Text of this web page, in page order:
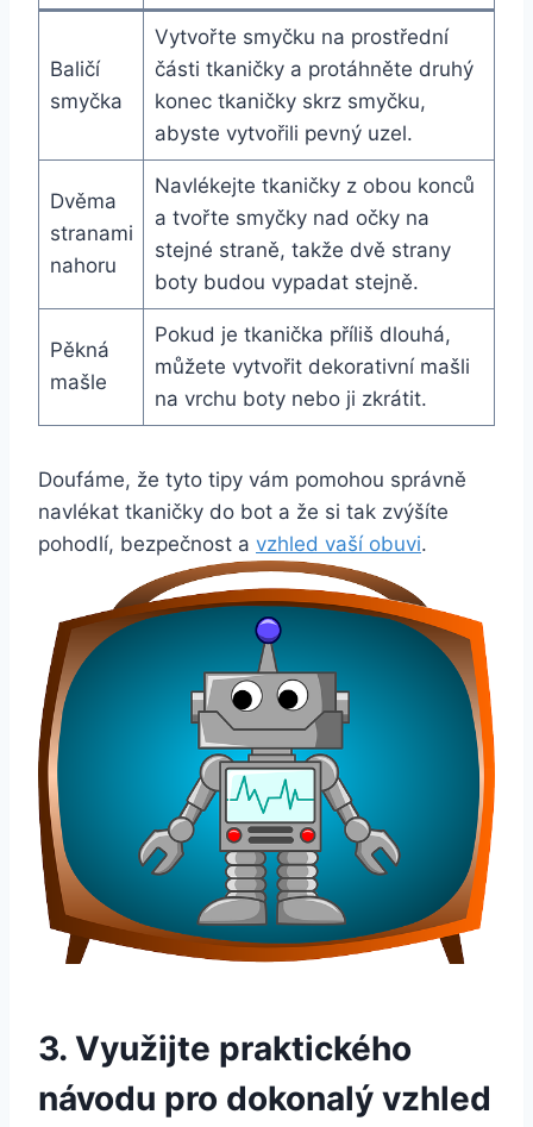
Baličí ​
smyčka
Vytvořte smyčku ‌na prostřední
části ‌tkaničky ‌a protáhněte ‍druhý
konec tkaničky skrz smyčku,
abyste vytvořili pevný uzel.
Dvěma
stranami
nahoru
Navlékejte tkaničky z obou konců
a tvořte smyčky nad očky na
stejné straně, takže⁣ dvě strany
boty budou vypadat stejně.
Pěkná‌
mašle
Pokud​ je tkanička příliš⁤ dlouhá,
můžete vytvořit dekorativní mašli
na‌ vrchu⁤ boty nebo ji zkrátit.
Doufáme, že tyto ⁤tipy vám pomohou správně
navlékat tkaničky do ​bot a že si tak zvýšíte
pohodlí, bezpečnost a vzhled ‍vaší ‌obuvi.
3. Využijte ‌praktického⁢
návodu ‍pro dokonalý vzhled